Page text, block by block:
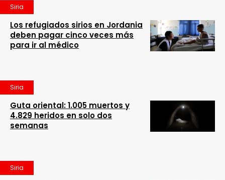
Siria
Los refugiados sirios en Jordania
deben pagar cinco veces más
para ir al médico
Siria
Guta oriental: 1.005 muertos y
4.829 heridos en solo dos
semanas
Siria